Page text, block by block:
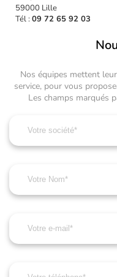
59000 Lille
Tél : 09 72 65 92 03
Nos équipes mettent
service, pour vous
Les champs marqués